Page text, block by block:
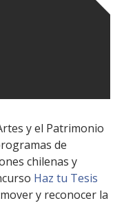
y el Patrimonio
de
chilenas y
Haz tu Tesis
y reconocer la